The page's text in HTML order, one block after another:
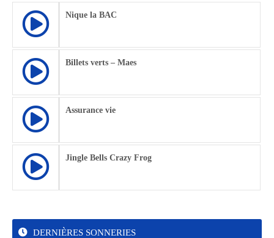
Nique la BAC
Billets verts – Maes
Assurance vie
Jingle Bells Crazy Frog
DERNIÈRES SONNERIES